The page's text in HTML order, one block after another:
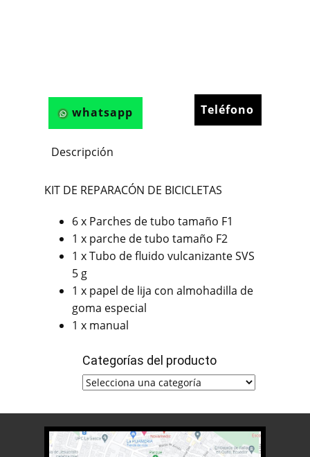
whatsapp Teléfono
Descripción
KIT DE REPARACÓN DE BICICLETAS
6 x Parches de tubo tamaño F1
1 x parche de tubo tamaño F2
1 x Tubo de fluido vulcanizante SVS
5 g
1 x papel de lija con almohadilla de
goma especial
1 x manual
Categorías del producto